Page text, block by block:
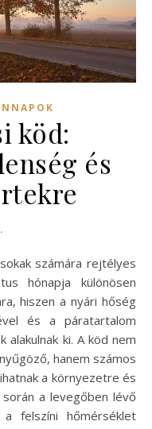
köd:
és
hónapja különösen
hiszen a nyári hőség
és a páratartalom
alakulnak ki. A köd nem
hanem számos
a környezetre és
a levegőben lévő
a felszíni hőmérséklet